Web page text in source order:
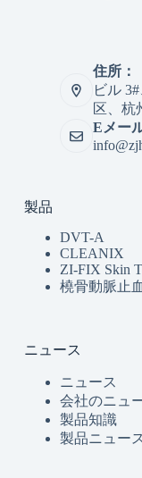
住所：
ビル
区、杭
Eメー
製品
DVT-A
CLEANIX
ZI-FIX Skin
橈骨動脈止
ニュース
ニュース
会社のニュ
製品知識
製品ニュース